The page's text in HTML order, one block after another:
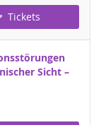
Tickets
Sicht –